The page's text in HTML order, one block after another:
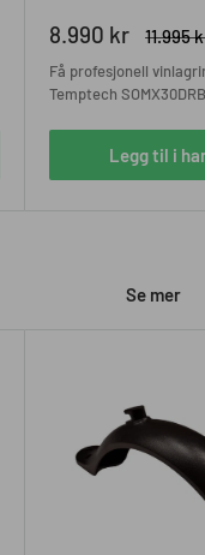
Salgspris
8.990 kr 11.995
Få profesjonell
Temptech
bevaring av rød- og
Legg til i
Se mer